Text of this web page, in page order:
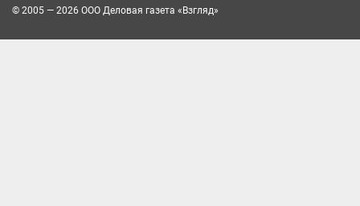
© 2005 — 2026 ООО Деловая газета «Взгляд»